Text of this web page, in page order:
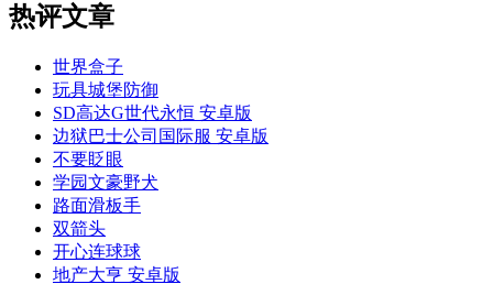
热评文章
世界盒子
玩具城堡防御
SD高达G世代永恒 安卓版
边狱巴士公司国际服 安卓版
不要眨眼
学园文豪野犬
路面滑板手
双箭头
开心连球球
地产大亨 安卓版